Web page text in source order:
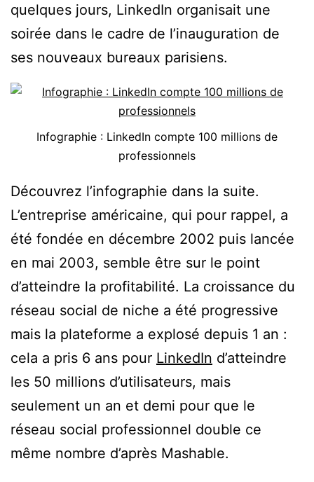
quelques jours, LinkedIn organisait une
soirée dans le cadre de l’inauguration de
ses nouveaux bureaux parisiens.
Infographie : LinkedIn compte 100 millions de
professionnels
Découvrez l’infographie dans la suite.
L’entreprise américaine, qui pour rappel, a
été fondée en décembre 2002 puis lancée
en mai 2003, semble être sur le point
d’atteindre la profitabilité. La croissance du
réseau social de niche a été progressive
mais la plateforme a explosé depuis 1 an :
cela a pris 6 ans pour LinkedIn d’atteindre
les 50 millions d’utilisateurs, mais
seulement un an et demi pour que le
réseau social professionnel double ce
même nombre d’après Mashable.